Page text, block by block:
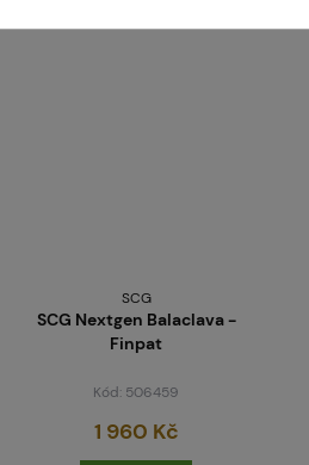
SCG
SCG Nextgen Balaclava -
Finpat
Kód: 506459
1 960 Kč